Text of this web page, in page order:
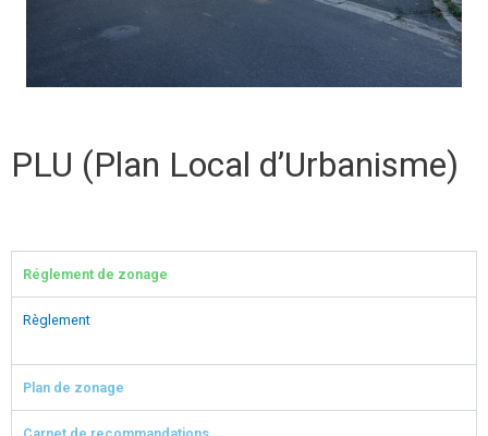
PLU (Plan Local d’Urbanisme)
Réglement de zonage
Règlement
Plan de zonage